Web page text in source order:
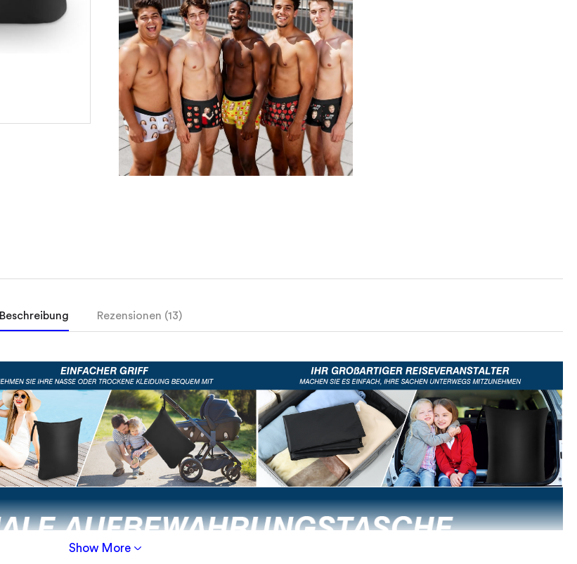
Beschreibung Rezensionen (13)
Show More